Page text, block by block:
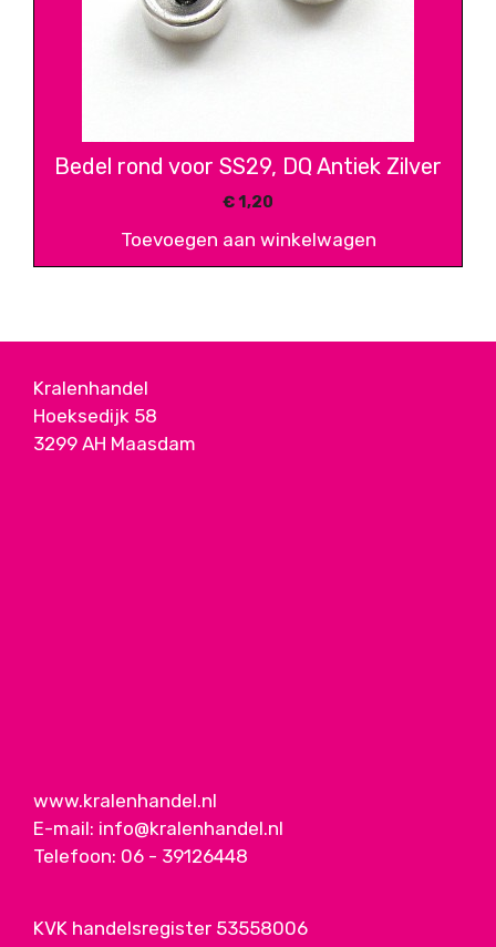
Bedel rond voor SS29, DQ Antiek Zilver
€1,20
Toevoegen aan winkelwagen
Kralenhandel
Hoeksedijk 58
3299 AH Maasdam
www.kralenhandel.nl
E-mail: info@kralenhandel.nl
Telefoon: 06 - 39126448
KVK handelsregister 53558006